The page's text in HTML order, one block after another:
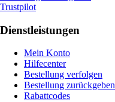
Trustpilot
Dienstleistungen
Mein Konto
Hilfecenter
Bestellung verfolgen
Bestellung zurückgeben
Rabattcodes